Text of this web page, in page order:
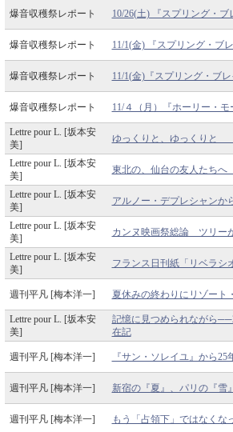
爆音収穫祭レポート 10/26(土) 『スプリング・
爆音収穫祭レポート 11/1(金) 『スプリング・ブ
爆音収穫祭レポート 11/1(金)『スプリング・ブ
爆音収穫祭レポート 11/４（月）『ホーリー・
Lettre pour L. [坂本安
美]
ゆっくりと、ゆっくりと
Lettre pour L. [坂本安
美]
東北の、仙台の友人たち
Lettre pour L. [坂本安
美]
アルノー・デプレシャンか
Lettre pour L. [坂本安
美]
カンヌ映画祭総論 ツリー
Lettre pour L. [坂本安
美]
フランス日刊紙「リベラシ
週刊平凡 [梅本洋一] 夏休みの終わりにリゾート
Lettre pour L. [坂本安
美]
記憶に見つめられながら
在記
週刊平凡 [梅本洋一] 『サン・ソレイユ』から25
週刊平凡 [梅本洋一] 新宿の『夏』、パリの『雪』
週刊平凡 [梅本洋一] もう「占領下」ではなくな